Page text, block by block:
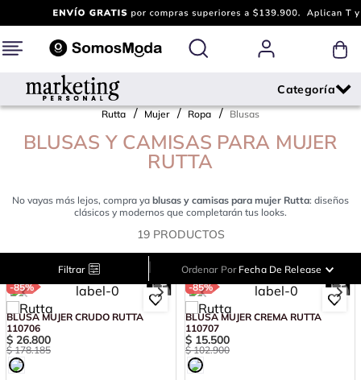
Rutta Mujer Ropa Blusas
BLUSAS Y CAMISAS PARA MUJER
RUTTA
No vayas más lejos, compra ya blusas y camisas para mujer Rutta: diseños
clásicos y modernos que completarán tus looks.
19 PRODUCTOS
Filtrar | Ordenar Por Fecha De Release
-85%
BLUSA MUJER CRUDO RUTTA
110706
$ 26.800
$ 178.185
-85%
BLUSA MUJER CREMA RUTTA
110707
$ 15.500
$ 102.900